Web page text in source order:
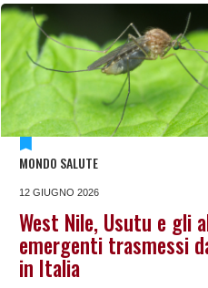
MONDO SALUTE
12 GIUGNO 2026
West Nile, Usutu e gli
emergenti trasmessi
in Italia